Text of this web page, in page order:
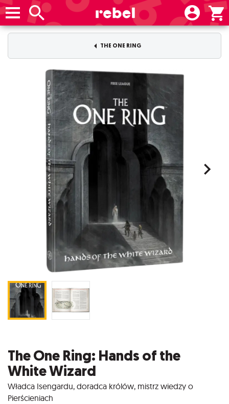
THE ONE RING
The One Ring: Hands of the
White Wizard
Władca Isengardu, doradca królów, mistrz wiedzy o
Pierścieniach